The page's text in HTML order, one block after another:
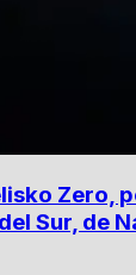
Zero,
Sur, de